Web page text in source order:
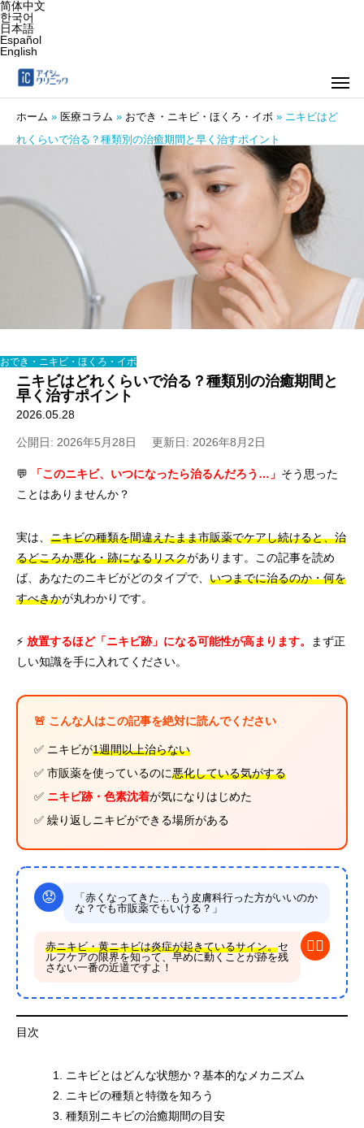
简体中文
한국어
日本語
Español
English
ホーム » 医療コラム » おでき・ニキビ・ほくろ・イボ » ニキビはど
れくらいで治る？種類別の治癒期間と早く治すポイント
おでき・ニキビ・ほくろ・イボ
ニキビはどれくらいで治る？種類別の治癒期間と
早く治すポイント
2026.05.28
公開日: 2026年5月28日 更新日: 2026年8月2日
💬 「このニキビ、いつになったら治るんだろう…」 そう思った
ことはありませんか？
実は、 ニキビの種類を間違えたまま市販薬でケアし続けると、治
るどころか悪化・跡になるリスクがあります。この記事を読め
ば、あなたのニキビがどのタイプで、 いつまでに治るのか・何を
すべきかが丸わかりです。
⚡ 放置するほど「ニキビ跡」になる可能性が高まります。
まず正
しい知識を手に入れてください。
🚨 こんな人はこの記事を絶対に読んでください
✅ ニキビが1週間以上治らない
✅ 市販薬を使っているのに悪化している気がする
✅ ニキビ跡・色素沈着が気になりはじめた
✅ 繰り返しニキビができる場所がある
😟
「赤くなってきた…もう皮膚科行った方がいいのか
な？でも市販薬でもいける？」
👩‍⚕️
赤ニキビ・黄ニキビは炎症が起きているサイン。セ
ルフケアの限界を知って、早めに動くことが跡を残
さない一番の近道ですよ！
目次
ニキビとはどんな状態か？基本的なメカニズム
ニキビの種類と特徴を知ろう
種類別ニキビの治癒期間の目安